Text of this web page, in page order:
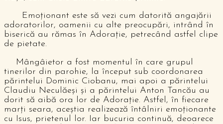
Emoționant este să vezi cum datorită angajării
adoratorilor, oamenii cu alte preocupări, intrând în
biserică au rămas în Adorație, petrecând astfel clipe
de pietate.
Mângâietor a fost momentul în care grupul
tinerilor din parohie, la început sub coordonarea
părintelui Dominic Ciobanu, mai apoi a părintelui
Claudiu Neculăeși și a părintelui Anton Tancău au
dorit să aibă ora lor de Adorație. Astfel, în fiecare
marți seara, aceștia realizează întâlniri emoționante
cu Isus, prietenul lor. Iar bucuria continuă, deoarece